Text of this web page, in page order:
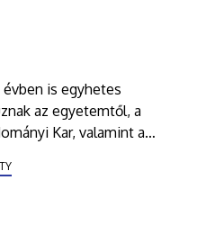
is egyhetes
a
Kar, valamint a
május 6-10.